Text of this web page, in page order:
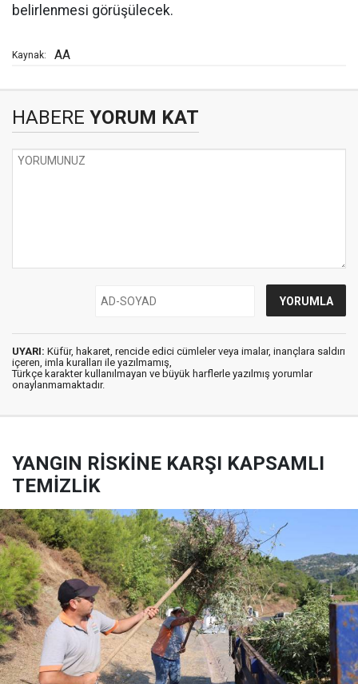
belirlenmesi görüşülecek.
Kaynak: AA
HABERE YORUM KAT
UYARI: Küfür, hakaret, rencide edici cümleler veya imalar, inançlara saldırı
içeren, imla kuralları ile yazılmamış,
Türkçe karakter kullanılmayan ve büyük harflerle yazılmış yorumlar
onaylanmamaktadır.
YANGIN RİSKİNE KARŞI KAPSAMLI
TEMİZLİK